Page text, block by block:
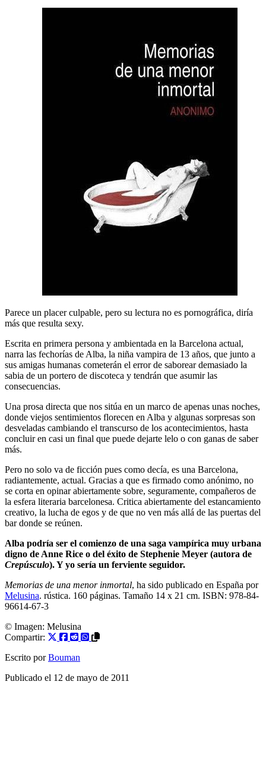
Parece un placer culpable, pero su lectura no es pornográfica, diría
más que resulta sexy.
Escrita en primera persona y ambientada en la Barcelona actual,
narra las fechorías de Alba, la niña vampira de 13 años, que junto a
sus amigas humanas cometerán el error de saborear demasiado la
sabia de un portero de discoteca y tendrán que asumir las
consecuencias.
Una prosa directa que nos sitúa en un marco de apenas unas noches,
donde viejos sentimientos florecen en Alba y algunas sorpresas son
desveladas cambiando el transcurso de los acontecimientos, hasta
concluir en casi un final que puede dejarte lelo o con ganas de saber
más.
Pero no solo va de ficción pues como decía, es una Barcelona,
radiantemente, actual. Gracias a que es firmado como anónimo, no
se corta en opinar abiertamente sobre, seguramente, compañeros de
la esfera literaria barcelonesa. Critica abiertamente del estancamiento
creativo, la lucha de egos y de que no ven más allá de las puertas del
bar donde se reúnen.
Alba podría ser el comienzo de una saga vampírica muy urbana
digno de Anne Rice o del éxito de Stephenie Meyer (autora de
Crepúsculo). Y yo sería un ferviente seguidor.
Memorias de una menor inmortal, ha sido publicado en España por
Melusina. rústica. 160 páginas. Tamaño 14 x 21 cm. ISBN: 978-84-
96614-67-3
© Imagen: Melusina
Compartir:
Escrito por Bouman
Publicado el 12 de mayo de 2011